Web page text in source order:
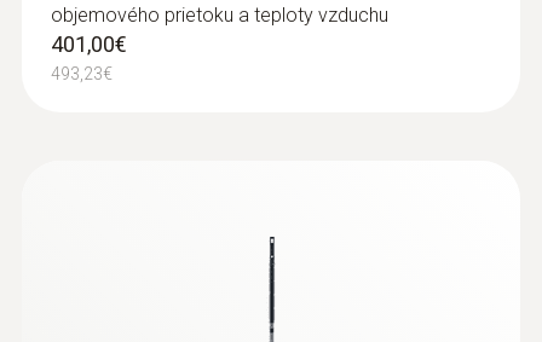
objemového prietoku a teploty vzduchu
401,00€
493,23€